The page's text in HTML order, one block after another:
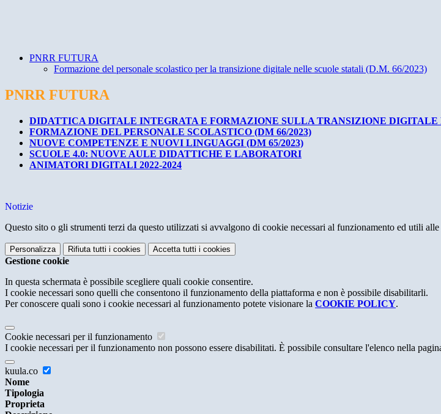
PNRR FUTURA
Formazione del personale scolastico per la transizione digitale nelle scuole statali (D.M. 66/2023)
PNRR FUTURA
DIDATTICA DIGITALE INTEGRATA E FORMAZIONE SULLA TRANSIZIONE DIGITALE
FORMAZIONE DEL PERSONALE SCOLASTICO (DM 66/2023)
NUOVE COMPETENZE E NUOVI LINGUAGGI (DM 65/2023)
SCUOLE 4.0: NUOVE AULE DIDATTICHE E LABORATORI
ANIMATORI DIGITALI 2022-2024
Notizie
Questo sito o gli strumenti terzi da questo utilizzati si avvalgono di cookie necessari al funzionamento ed utili
Personalizza Rifiuta tutti i cookies Accetta tutti i cookies
Gestione cookie
In questa schermata è possibile scegliere quali cookie consentire.
I cookie necessari sono quelli che consentono il funzionamento della piattaforma e non è possibile disabilitarli.
Per conoscere quali sono i cookie necessari al funzionamento potete visionare la COOKIE POLICY.
Cookie necessari per il funzionamento
I cookie necessari per il funzionamento non possono essere disabilitati. È possibile consultare l'elenco nella
kuula.co
Nome
Tipologia
Proprieta